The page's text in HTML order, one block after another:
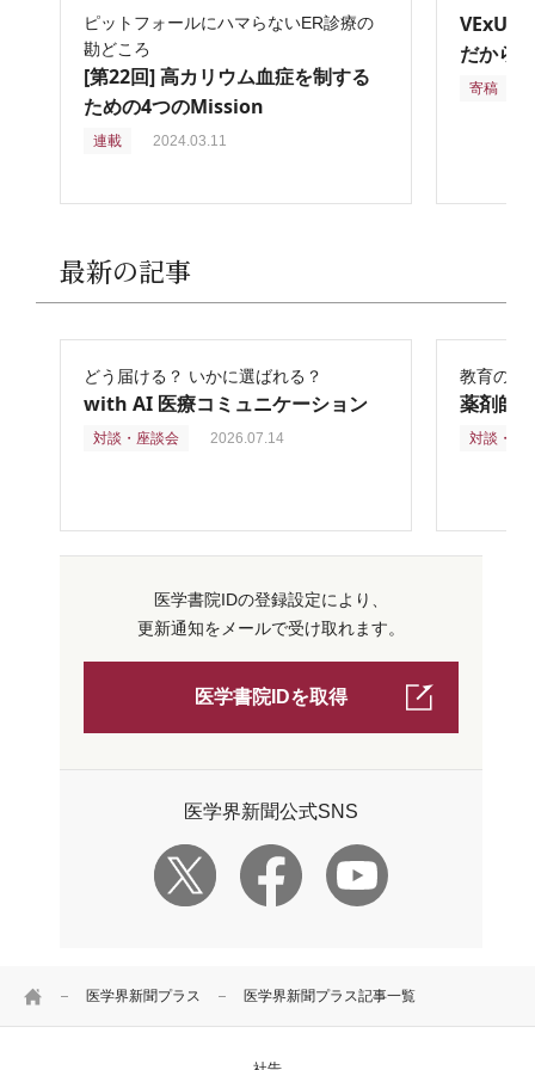
HOME 医学界新聞プラス 医学界新聞プラス記事一覧
ピットフォールにハマらないER診療の
勘どころ
[第22回] 高カリウム血症を制する
ための4つのMission
連載 2024.03.11
VExUS
だから
寄稿
最新の記事
どう届ける？ いかに選ばれる？
with AI 医療コミュニケーション
対談・座談会 2026.07.14
教育の再
薬剤師
対談・座
医学書院IDの登録設定により、
更新通知をメールで受け取れます。
医学書院IDを取得
医学界新聞公式SNS